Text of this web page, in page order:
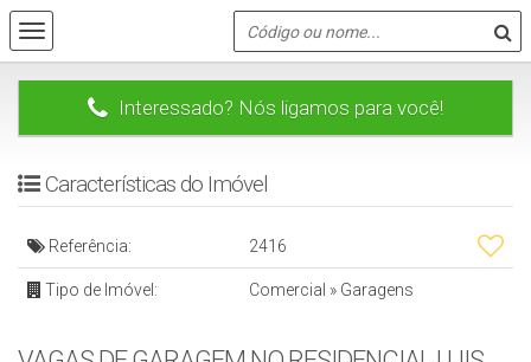
Interessado? Nós ligamos para você!
Características do Imóvel
Referência: 2416
Tipo de Imóvel: Comercial » Garagens